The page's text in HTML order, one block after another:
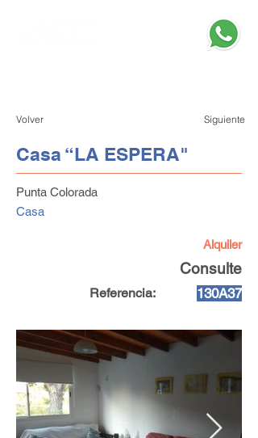
Volver Siguiente
Casa “LA ESPERA"
Punta Colorada
Casa
Alquiler
Consulte
Referencia: 130A37